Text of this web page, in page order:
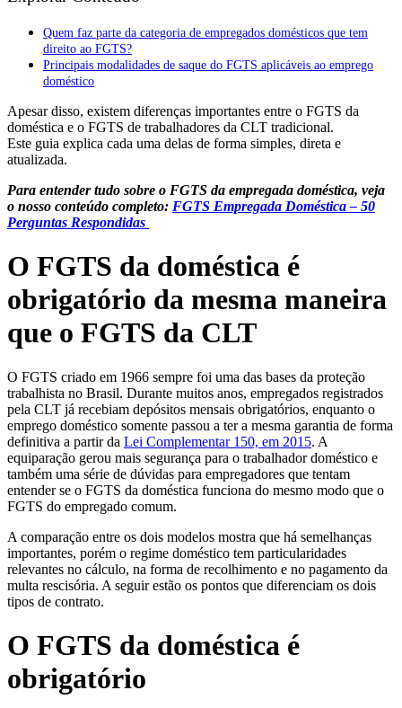
Quem faz parte da categoria de empregados domésticos que tem
direito ao FGTS?
Principais modalidades de saque do FGTS aplicáveis ao emprego
doméstico
Apesar disso, existem diferenças importantes entre o FGTS da
doméstica e o FGTS de trabalhadores da CLT tradicional.
Este guia explica cada uma delas de forma simples, direta e
atualizada.
Para entender tudo sobre o FGTS da empregada doméstica, veja
o nosso conteúdo completo: FGTS Empregada Doméstica – 50
Perguntas Respondidas
O FGTS da doméstica é
obrigatório da mesma maneira
que o FGTS da CLT
O FGTS criado em 1966 sempre foi uma das bases da proteção
trabalhista no Brasil. Durante muitos anos, empregados registrados
pela CLT já recebiam depósitos mensais obrigatórios, enquanto o
emprego doméstico somente passou a ter a mesma garantia de forma
definitiva a partir da Lei Complementar 150, em 2015. A
equiparação gerou mais segurança para o trabalhador doméstico e
também uma série de dúvidas para empregadores que tentam
entender se o FGTS da doméstica funciona do mesmo modo que o
FGTS do empregado comum.
A comparação entre os dois modelos mostra que há semelhanças
importantes, porém o regime doméstico tem particularidades
relevantes no cálculo, na forma de recolhimento e no pagamento da
multa rescisória. A seguir estão os pontos que diferenciam os dois
tipos de contrato.
O FGTS da doméstica é
obrigatório